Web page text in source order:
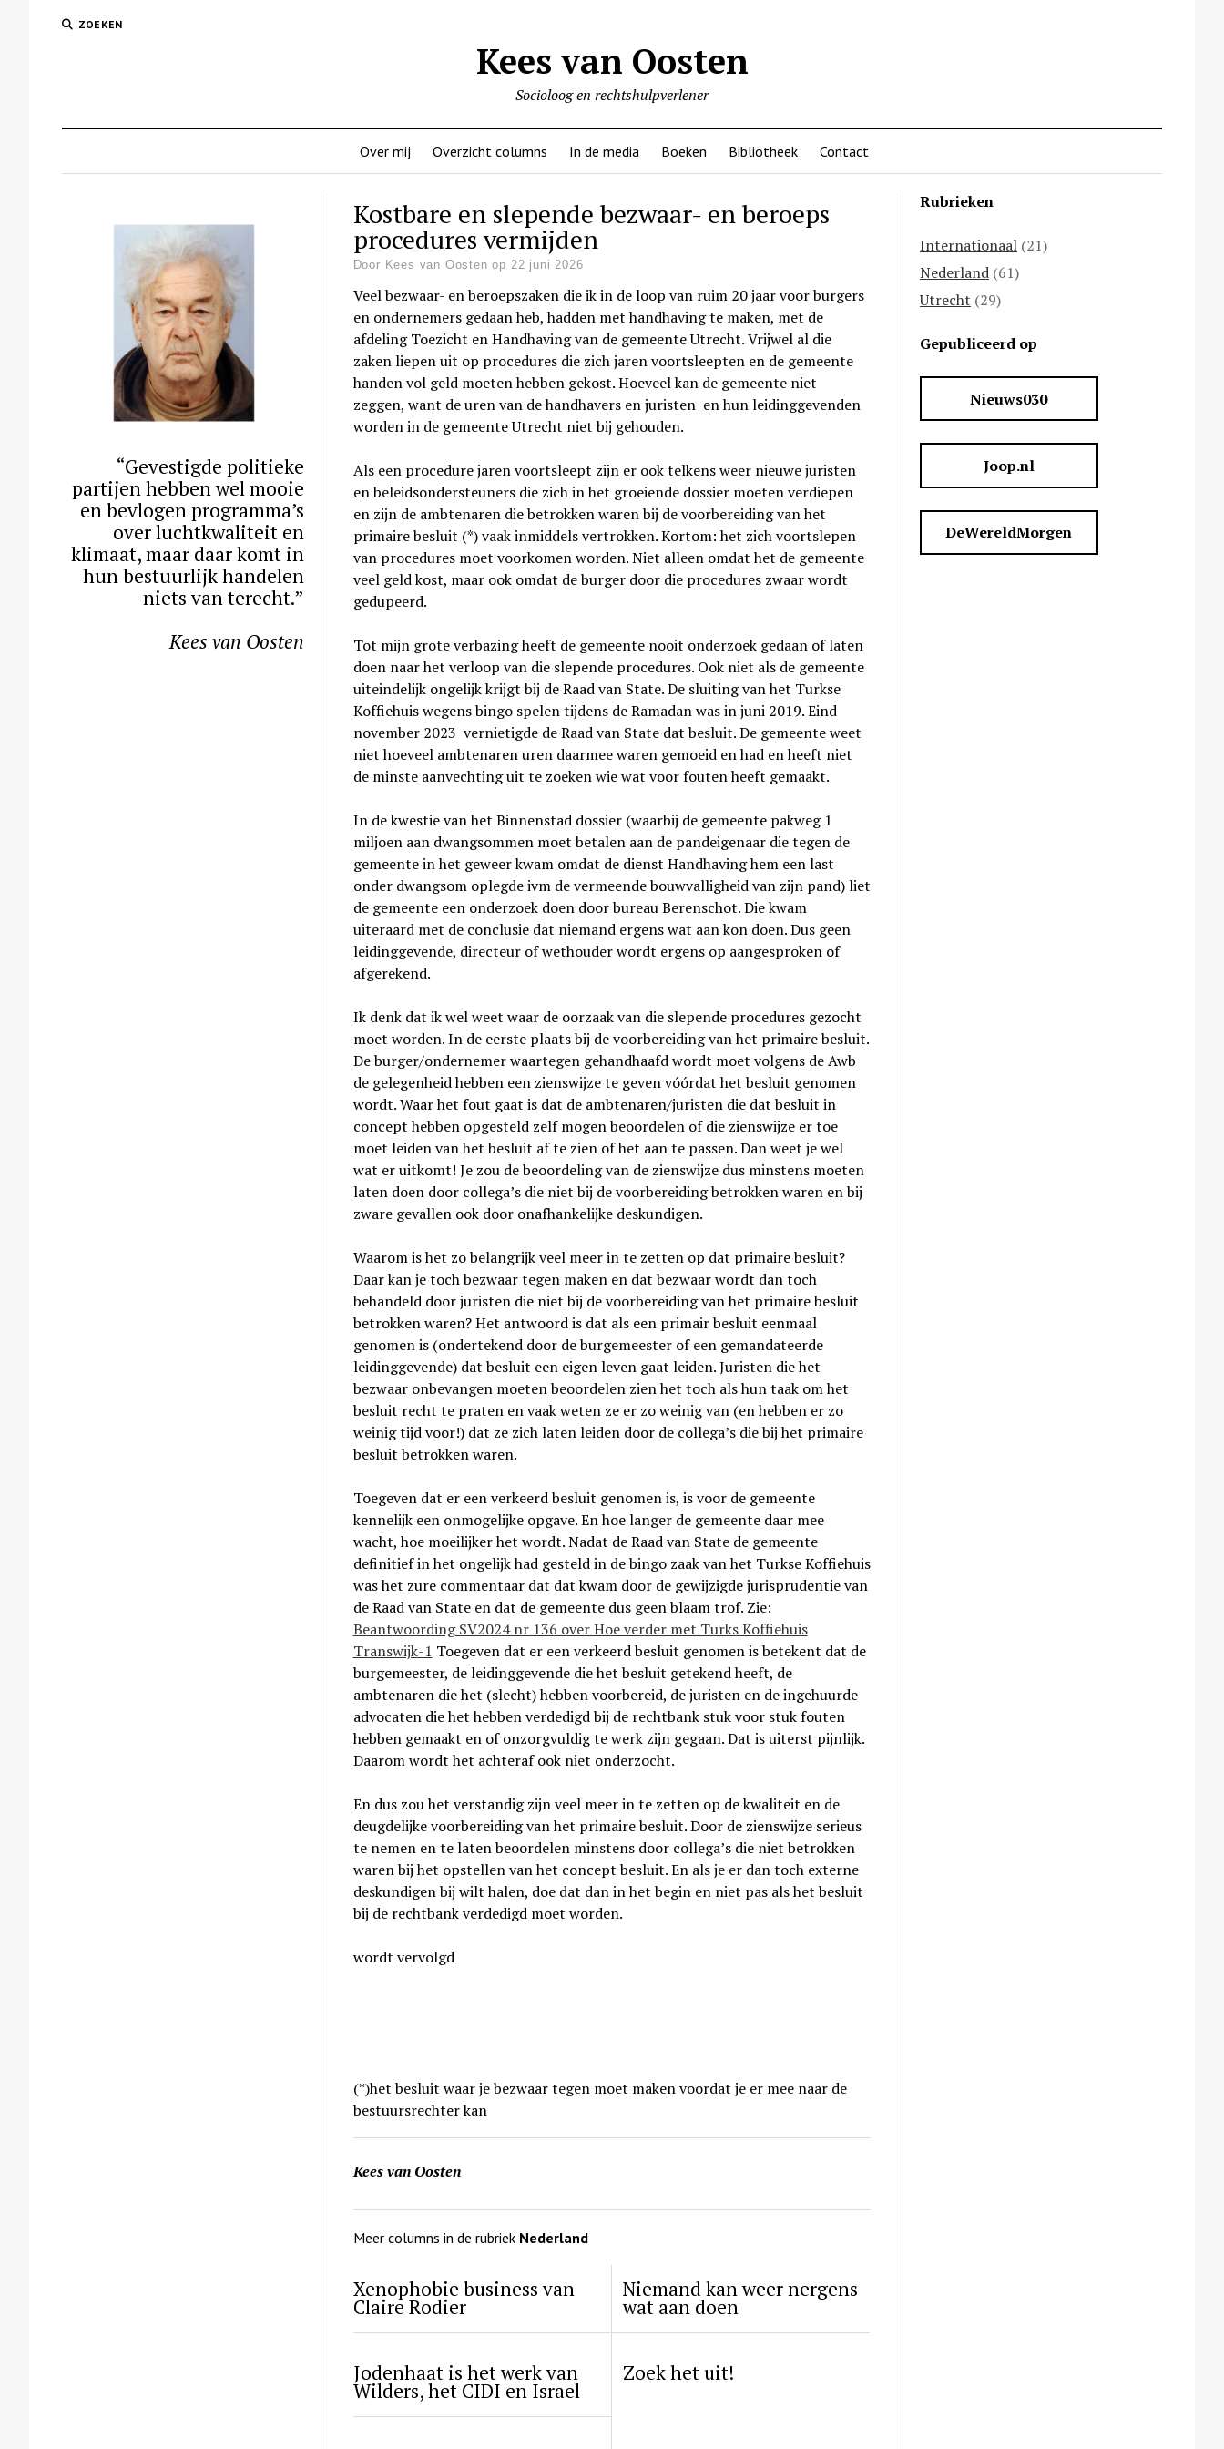
ZOEKEN
Kees van Oosten
Socioloog en rechtshulpverlener
Over mij Overzicht columns In de media Boeken Bibliotheek Contact
“Gevestigde politieke
partijen hebben wel mooie
en bevlogen programma’s
over luchtkwaliteit en
klimaat, maar daar komt in
hun bestuurlijk handelen
niets van terecht.”
Kees van Oosten
Kostbare en slepende bezwaar- en beroeps
procedures vermijden
Door Kees van Oosten op 22 juni 2026
Veel bezwaar- en beroepszaken die ik in de loop van ruim 20 jaar voor burgers
en ondernemers gedaan heb, hadden met handhaving te maken, met de
afdeling Toezicht en Handhaving van de gemeente Utrecht. Vrijwel al die
zaken liepen uit op procedures die zich jaren voortsleepten en de gemeente
handen vol geld moeten hebben gekost. Hoeveel kan de gemeente niet
zeggen, want de uren van de handhavers en juristen en hun leidinggevenden
worden in de gemeente Utrecht niet bij gehouden.
Als een procedure jaren voortsleept zijn er ook telkens weer nieuwe juristen
en beleidsondersteuners die zich in het groeiende dossier moeten verdiepen
en zijn de ambtenaren die betrokken waren bij de voorbereiding van het
primaire besluit (*) vaak inmiddels vertrokken. Kortom: het zich voortslepen
van procedures moet voorkomen worden. Niet alleen omdat het de gemeente
veel geld kost, maar ook omdat de burger door die procedures zwaar wordt
gedupeerd.
Tot mijn grote verbazing heeft de gemeente nooit onderzoek gedaan of laten
doen naar het verloop van die slepende procedures. Ook niet als de gemeente
uiteindelijk ongelijk krijgt bij de Raad van State. De sluiting van het Turkse
Koffiehuis wegens bingo spelen tijdens de Ramadan was in juni 2019. Eind
november 2023 vernietigde de Raad van State dat besluit. De gemeente weet
niet hoeveel ambtenaren uren daarmee waren gemoeid en had en heeft niet
de minste aanvechting uit te zoeken wie wat voor fouten heeft gemaakt.
In de kwestie van het Binnenstad dossier (waarbij de gemeente pakweg 1
miljoen aan dwangsommen moet betalen aan de pandeigenaar die tegen de
gemeente in het geweer kwam omdat de dienst Handhaving hem een last
onder dwangsom oplegde ivm de vermeende bouwvalligheid van zijn pand) liet
de gemeente een onderzoek doen door bureau Berenschot. Die kwam
uiteraard met de conclusie dat niemand ergens wat aan kon doen. Dus geen
leidinggevende, directeur of wethouder wordt ergens op aangesproken of
afgerekend.
Ik denk dat ik wel weet waar de oorzaak van die slepende procedures gezocht
moet worden. In de eerste plaats bij de voorbereiding van het primaire besluit.
De burger/ondernemer waartegen gehandhaafd wordt moet volgens de Awb
de gelegenheid hebben een zienswijze te geven vóórdat het besluit genomen
wordt. Waar het fout gaat is dat de ambtenaren/juristen die dat besluit in
concept hebben opgesteld zelf mogen beoordelen of die zienswijze er toe
moet leiden van het besluit af te zien of het aan te passen. Dan weet je wel
wat er uitkomt! Je zou de beoordeling van de zienswijze dus minstens moeten
laten doen door collega’s die niet bij de voorbereiding betrokken waren en bij
zware gevallen ook door onafhankelijke deskundigen.
Waarom is het zo belangrijk veel meer in te zetten op dat primaire besluit?
Daar kan je toch bezwaar tegen maken en dat bezwaar wordt dan toch
behandeld door juristen die niet bij de voorbereiding van het primaire besluit
betrokken waren? Het antwoord is dat als een primair besluit eenmaal
genomen is (ondertekend door de burgemeester of een gemandateerde
leidinggevende) dat besluit een eigen leven gaat leiden. Juristen die het
bezwaar onbevangen moeten beoordelen zien het toch als hun taak om het
besluit recht te praten en vaak weten ze er zo weinig van (en hebben er zo
weinig tijd voor!) dat ze zich laten leiden door de collega’s die bij het primaire
besluit betrokken waren.
Toegeven dat er een verkeerd besluit genomen is, is voor de gemeente
kennelijk een onmogelijke opgave. En hoe langer de gemeente daar mee
wacht, hoe moeilijker het wordt. Nadat de Raad van State de gemeente
definitief in het ongelijk had gesteld in de bingo zaak van het Turkse Koffiehuis
was het zure commentaar dat dat kwam door de gewijzigde jurisprudentie van
de Raad van State en dat de gemeente dus geen blaam trof. Zie:
Beantwoording SV2024 nr 136 over Hoe verder met Turks Koffiehuis
Transwijk-1 Toegeven dat er een verkeerd besluit genomen is betekent dat de
burgemeester, de leidinggevende die het besluit getekend heeft, de
ambtenaren die het (slecht) hebben voorbereid, de juristen en de ingehuurde
advocaten die het hebben verdedigd bij de rechtbank stuk voor stuk fouten
hebben gemaakt en of onzorgvuldig te werk zijn gegaan. Dat is uiterst pijnlijk.
Daarom wordt het achteraf ook niet onderzocht.
En dus zou het verstandig zijn veel meer in te zetten op de kwaliteit en de
deugdelijke voorbereiding van het primaire besluit. Door de zienswijze serieus
te nemen en te laten beoordelen minstens door collega’s die niet betrokken
waren bij het opstellen van het concept besluit. En als je er dan toch externe
deskundigen bij wilt halen, doe dat dan in het begin en niet pas als het besluit
bij de rechtbank verdedigd moet worden.
wordt vervolgd
(*)het besluit waar je bezwaar tegen moet maken voordat je er mee naar de
bestuursrechter kan
Kees van Oosten
Meer columns in de rubriek Nederland
Xenophobie business van
Claire Rodier
Niemand kan weer nergens
wat aan doen
Jodenhaat is het werk van
Wilders, het CIDI en Israel
Zoek het uit!
Rubrieken
Internationaal (21)
Nederland (61)
Utrecht (29)
Gepubliceerd op
Nieuws030
Joop.nl
DeWereldMorgen